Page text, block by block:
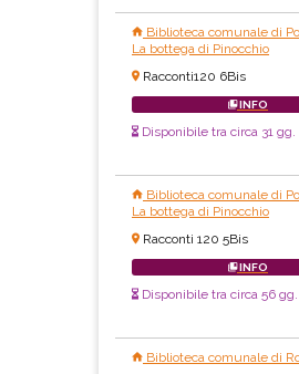
Biblioteca comunale di
La bottega di Pinocchio
Racconti120 6Bis
INFO
Disponibile tra circa 31 gg.
Biblioteca comunale di
La bottega di Pinocchio
Racconti 120 5Bis
INFO
Disponibile tra circa 56 gg.
Biblioteca comunale di